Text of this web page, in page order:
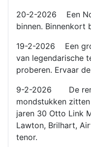
20-2-2026 Een
binnen. Binnenkort
19-2-2026 Een
van legendarische
proberen. Ervaar
9-2-2026 De
mondstukken
jaren 30 Otto Link
Lawton, Brilhart,
tenor.